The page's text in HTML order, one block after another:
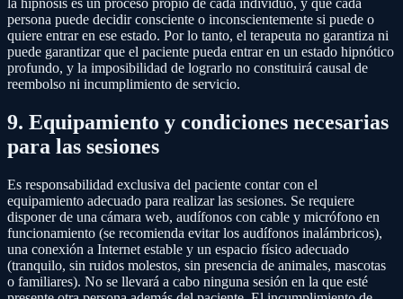
la hipnosis es un proceso propio de cada individuo, y que cada
persona puede decidir consciente o inconscientemente si puede o
quiere entrar en ese estado. Por lo tanto, el terapeuta no garantiza ni
puede garantizar que el paciente pueda entrar en un estado hipnótico
profundo, y la imposibilidad de lograrlo no constituirá causal de
reembolso ni incumplimiento de servicio.
9. Equipamiento y condiciones necesarias
para las sesiones
Es responsabilidad exclusiva del paciente contar con el
equipamiento adecuado para realizar las sesiones. Se requiere
disponer de una cámara web, audífonos con cable y micrófono en
funcionamiento (se recomienda evitar los audífonos inalámbricos),
una conexión a Internet estable y un espacio físico adecuado
(tranquilo, sin ruidos molestos, sin presencia de animales, mascotas
o familiares). No se llevará a cabo ninguna sesión en la que esté